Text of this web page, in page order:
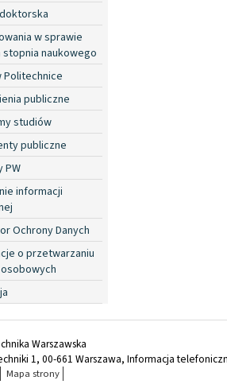
w sprawie
stopnia naukowego
Politechnice
publiczne
studiów
publiczne
PW
informacji
Ochrony Danych
o przetwarzaniu
Warszawska
1, 00-661 Warszawa, Informacja
Mapa strony